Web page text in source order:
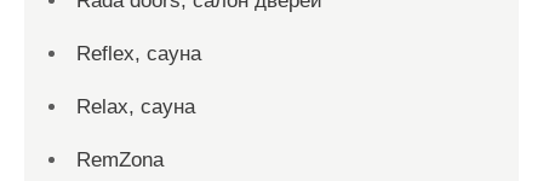
Reflex, сауна
Relax, сауна
RemZona